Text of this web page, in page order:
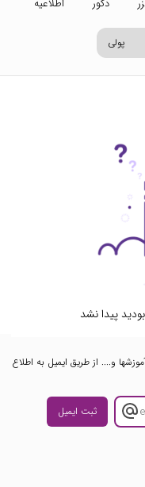
دکور اطلاعیه
پولی
پیدا نشد
و.... از طریق ایمیل به اطلاع
ثبت ایمیل